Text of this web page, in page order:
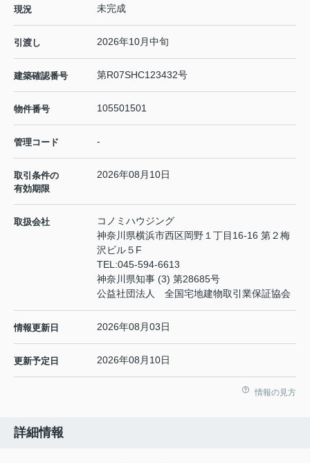
現況 未完成
引渡し 2026年10月中旬
建築確認番号 第R07SHC123432号
物件番号 105501501
管理コード -
取引条件の
有効期限
2026年08月10日
取扱会社
コノミハウジング
神奈川県横浜市西区岡野１丁目16-16 第２梅
沢ビル５F
TEL:045-594-6613
神奈川県知事 (3) 第28685号
公益社団法人 全国宅地建物取引業保証協会
情報更新日 2026年08月03日
更新予定日 2026年08月10日
情報の見方
詳細情報